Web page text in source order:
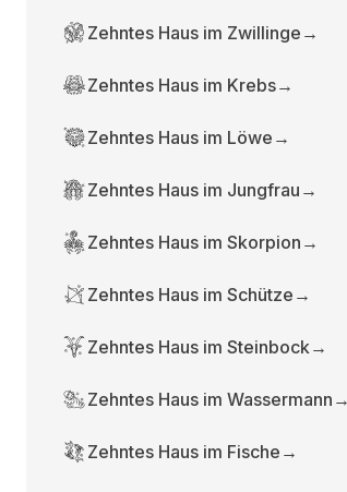
Zehntes Haus im Zwillinge →
Zehntes Haus im Krebs→
Zehntes Haus im Löwe →
Zehntes Haus im Jungfrau →
Zehntes Haus im Skorpion →
Zehntes Haus im Schütze →
Zehntes Haus im Steinbock→
Zehntes Haus im Wassermann →
Zehntes Haus im Fische →